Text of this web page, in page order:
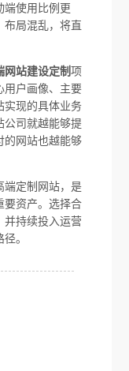
端使用比例更
布局混乱，将直
网站建设定制项
用户画像、主要
实现的具体业务
公司就越能够提
的网站也越能够
端定制网站，是
要资产。选择合
并持续投入运营
。